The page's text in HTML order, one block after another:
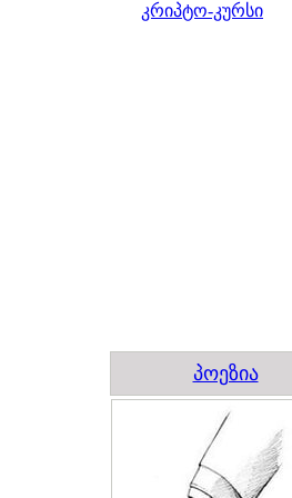
კრიპტო-კურსი
პოეზია